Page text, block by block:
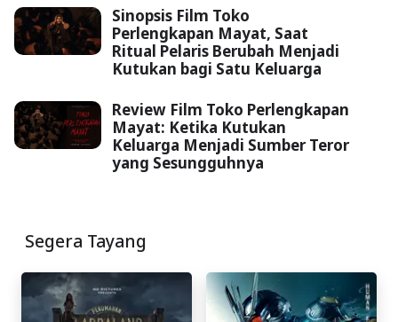
Sinopsis Film Toko
Perlengkapan Mayat, Saat
Ritual Pelaris Berubah Menjadi
Kutukan bagi Satu Keluarga
Review Film Toko Perlengkapan
Mayat: Ketika Kutukan
Keluarga Menjadi Sumber Teror
yang Sesungguhnya
Segera Tayang